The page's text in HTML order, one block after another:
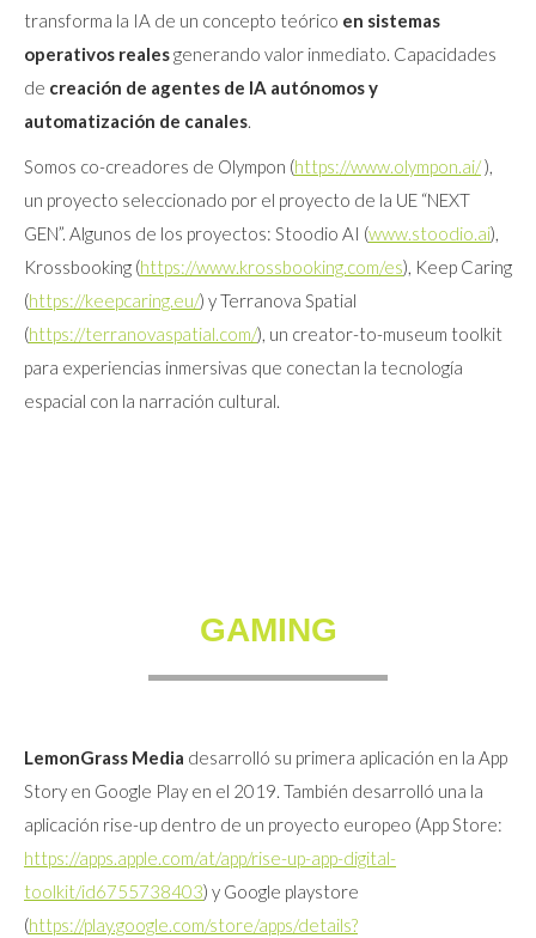
transforma la IA de un concepto teórico en sistemas
operativos realesgenerando valor inmediato. Capacidades
de creación de agentes de IA autónomos y
automatización de canales.
Somos co-creadores de Olympon (https://www.olympon.ai/),
un proyecto seleccionado por el proyecto de la UE “NEXT
GEN”. Algunos de los proyectos: Stoodio AI (www.stoodio.ai),
Krossbooking (https://www.krossbooking.com/es), Keep Caring
(https://keepcaring.eu/) y Terranova Spatial
(https://terranovaspatial.com/), un creator-to-museum toolkit
para experiencias inmersivas que conectan la tecnología
espacial con la narración cultural.
GAMING
LemonGrass Media desarrolló su primera aplicación en la App
Story en Google Play en el 2019. También desarrolló una la
aplicación rise-up dentro de un proyecto europeo (App Store:
https://apps.apple.com/at/app/rise-up-app-digital-
toolkit/id6755738403) y Google playstore
(https://play.google.com/store/apps/details?